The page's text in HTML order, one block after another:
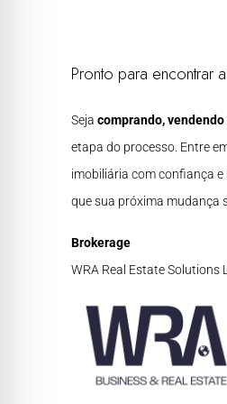
Pronto para encontrar
Seja comprando,
etapa do processo. Entre
imobiliária com confiança
que sua próxima mudança
Brokerage
WRA Real Estate Solutions